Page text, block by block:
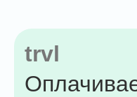
trvl